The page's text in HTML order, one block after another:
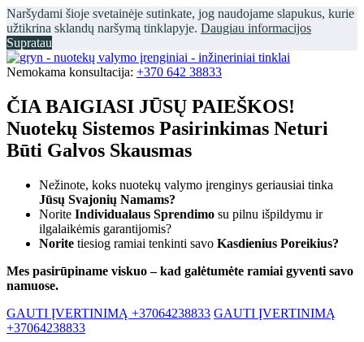
Naršydami šioje svetainėje sutinkate, jog naudojame slapukus, kurie
užtikrina sklandų naršymą tinklapyje. Daugiau informacijos
Supratau
Nemokama konsultacija: +370 642 38833
ČIA BAIGIASI JŪSŲ PAIEŠKOS!
Nuotekų Sistemos Pasirinkimas Neturi
Būti Galvos Skausmas
Nežinote, koks nuotekų valymo įrenginys geriausiai tinka
Jūsų Svajonių Namams?
Norite Individualaus Sprendimo su pilnu išpildymu ir
ilgalaikėmis garantijomis?
Norite tiesiog ramiai tenkinti savo Kasdienius Poreikius?
Mes pasirūpiname viskuo – kad galėtumėte ramiai gyventi savo
namuose.
GAUTI ĮVERTINIMĄ +37064238833 GAUTI ĮVERTINIMĄ
+37064238833